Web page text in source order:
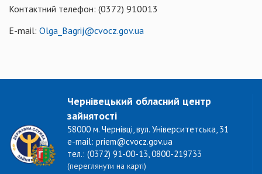
Контактний телефон: (0372) 910013
E-mail: Olga_Bagrij@cvocz.gov.ua
Чернівецький обласний центр
зайнятості
58000 м. Чернівці, вул. Університетська, 31
e-mail: priem@cvocz.gov.ua
тел.: (0372) 91-00-13, 0800-219733
(переглянути на карті)